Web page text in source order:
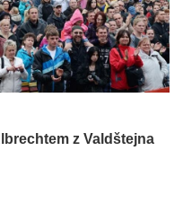
z Valdštejna